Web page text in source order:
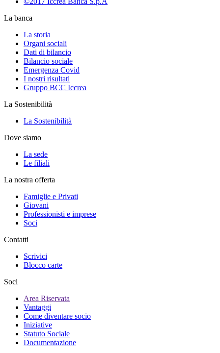
La banca
La storia
Organi sociali
Dati di bilancio
Bilancio sociale
Emergenza Covid
I nostri risultati
Gruppo BCC Iccrea
La Sostenibilità
La Sostenibilità
Dove siamo
La sede
Le filiali
La nostra offerta
Famiglie e Privati
Giovani
Professionisti e imprese
Soci
Contatti
Scrivici
Blocco carte
Soci
Area Riservata
Vantaggi
Come diventare socio
Iniziative
Statuto Sociale
Documentazione